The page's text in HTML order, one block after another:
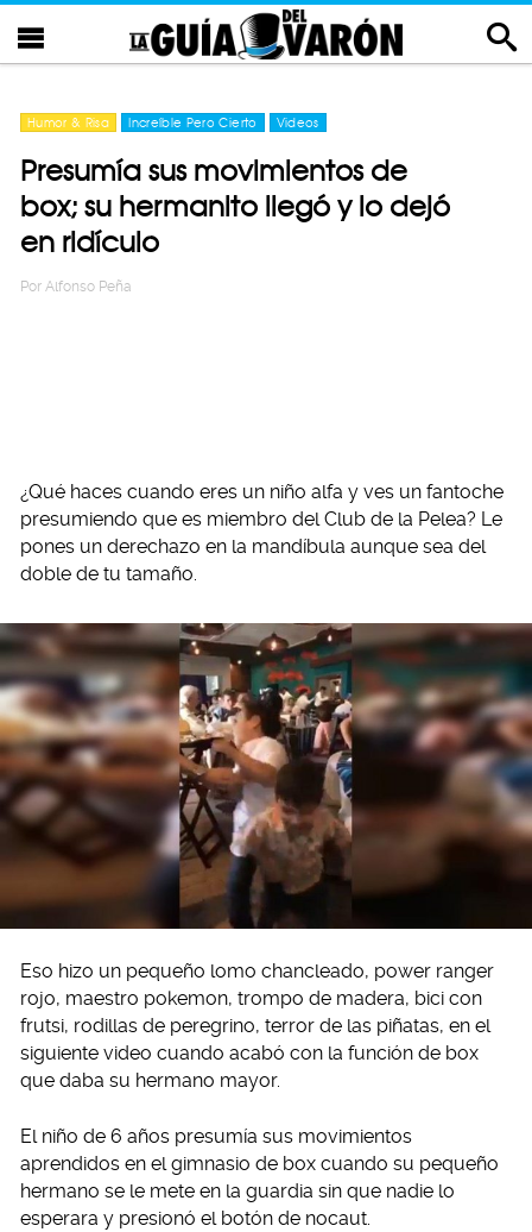
Humor & Risa Increíble Pero Cierto Videos
Presumía sus movimientos de
box; su hermanito llegó y lo dejó
en ridículo
Por Alfonso Peña
¿Qué haces cuando eres un niño alfa y ves un fantoche
presumiendo que es miembro del Club de la Pelea? Le
pones un derechazo en la mandíbula aunque sea del
doble de tu tamaño.
Eso hizo un pequeño lomo chancleado, power ranger
rojo, maestro pokemon, trompo de madera, bici con
frutsi, rodillas de peregrino, terror de las piñatas, en el
siguiente video cuando acabó con la función de box
que daba su hermano mayor.
El niño de 6 años presumía sus movimientos
aprendidos en el gimnasio de box cuando su pequeño
hermano se le mete en la guardia sin que nadie lo
esperara y presionó el botón de nocaut.